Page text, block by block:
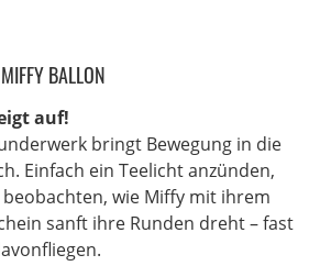
BALLON
auf!
bringt Bewegung in die
Einfach ein Teelicht anzünden,
wie Miffy mit ihrem
sanft ihre Runden dreht – fast